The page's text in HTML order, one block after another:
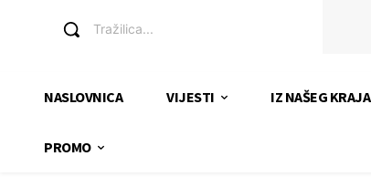
Tražilica...
NASLOVNICA VIJESTI IZ NAŠEG KRAJA
PROMO